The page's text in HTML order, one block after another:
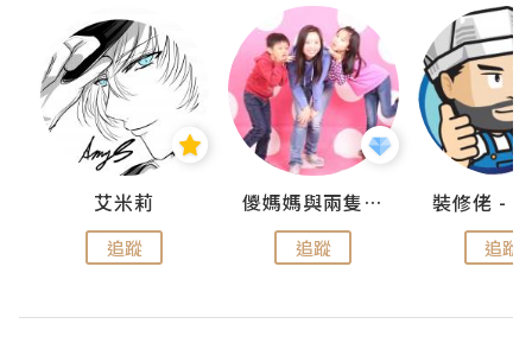
艾米莉
追蹤
儍媽媽與兩隻小魔怪之家
追蹤 追蹤